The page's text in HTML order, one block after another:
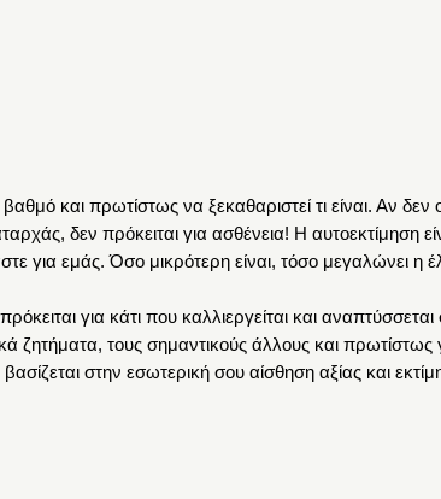
και πρωτίστως να ξεκαθαριστεί τι είναι. Αν
δεν πρόκειται για ασθένεια! Η αυτοεκτίμηση
για εμάς. Όσο μικρότερη είναι, τόσο μεγαλώνει η
για κάτι που καλλιεργείται και
ζητήματα, τους σημαντικούς άλλους και
στην εσωτερική σου αίσθηση αξίας και